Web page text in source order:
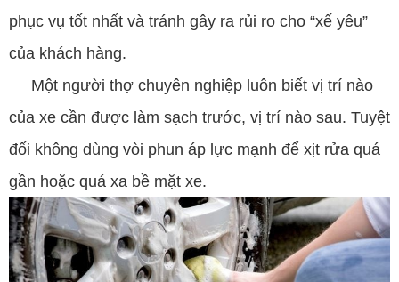
phục vụ tốt nhất và tránh gây ra rủi ro cho “xế yêu”
của khách hàng.
Một người thợ chuyên nghiệp luôn biết vị trí nào
của xe cần được làm sạch trước, vị trí nào sau. Tuyệt
đối không dùng vòi phun áp lực mạnh để xịt rửa quá
gần hoặc quá xa bề mặt xe.